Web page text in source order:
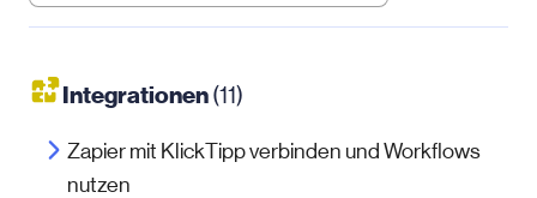
Integrationen(11)
Zapier mit KlickTipp verbinden und Workflows
nutzen